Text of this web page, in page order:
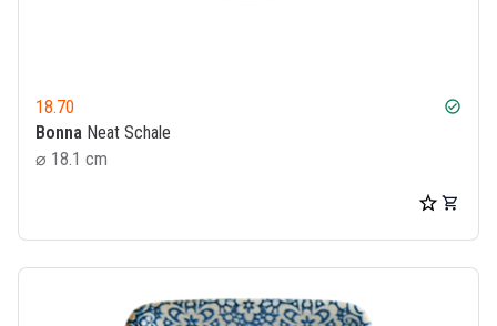
18.70 check_circle
Bonna Neat Schale
⌀ 18.1 cm